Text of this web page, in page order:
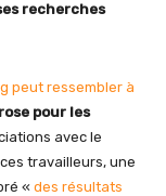
recherches
peut ressembler à
pour les
avec le
travailleurs, une
« des résultats